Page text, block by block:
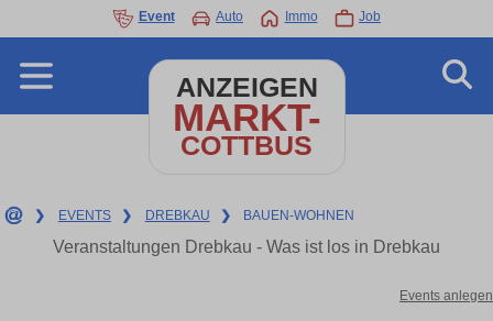
Event Auto Immo Job
ANZEIGEN
MARKT-
COTTBUS
❯ EVENTS ❯ DREBKAU ❯ BAUEN-WOHNEN
Veranstaltungen Drebkau - Was ist los in Drebkau
Events anlegen